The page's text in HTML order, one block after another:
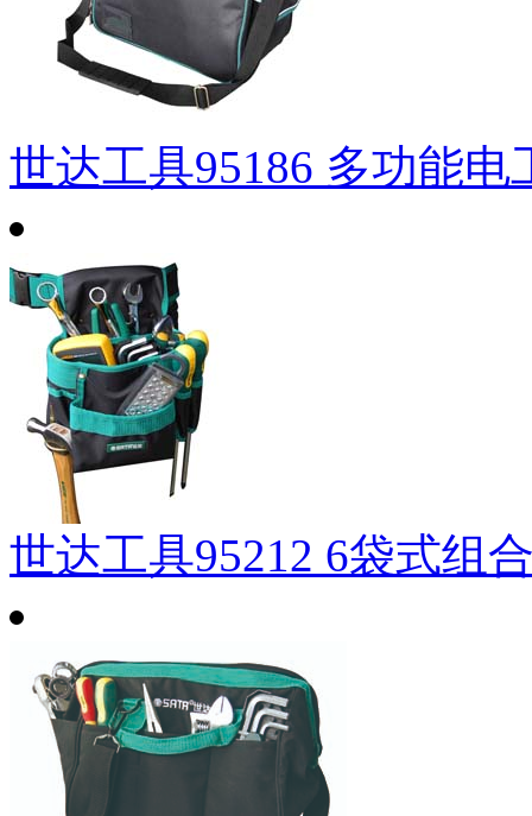
世达工具95186 多功能电
世达工具95212 6袋式组